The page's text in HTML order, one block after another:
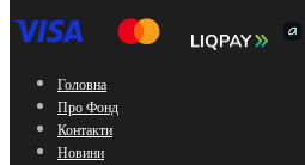
Головна
Про Фонд
Контакти
Новини